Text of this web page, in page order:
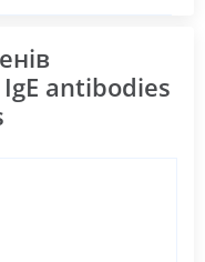
antibodies